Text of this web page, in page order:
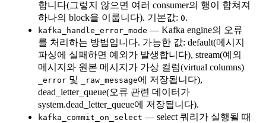
합니다(그렇지 않으면 여러 consumer의 행이 합쳐져
하나의 block을 이룹니다). 기본값: 0.
kafka_handle_error_mode — Kafka engine의 오류
를 처리하는 방법입니다. 가능한 값: default(메시지
파싱에 실패하면 예외가 발생합니다), stream(예외
메시지와 원본 메시지가 가상 컬럼(virtual columns)
_error 및 _raw_message에 저장됩니다),
dead_letter_queue(오류 관련 데이터가
system.dead_letter_queue에 저장됩니다).
kafka_commit_on_select — select 쿼리가 실행될 때